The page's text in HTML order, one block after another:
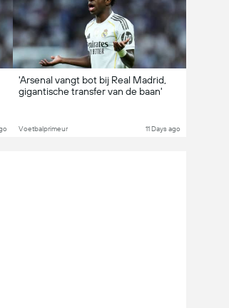
'Arsenal vangt bot bij Real Madrid,
gigantische transfer van de baan'
Voetbalprimeur 11 Days ago